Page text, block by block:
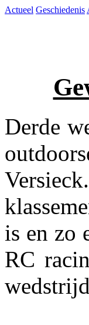
Actueel Geschiedenis
Derde
is en zo
RC